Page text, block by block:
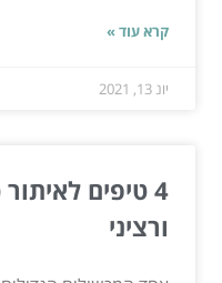
קרא עוד »
יונ 13, 2021
4 טיפים
ורציני